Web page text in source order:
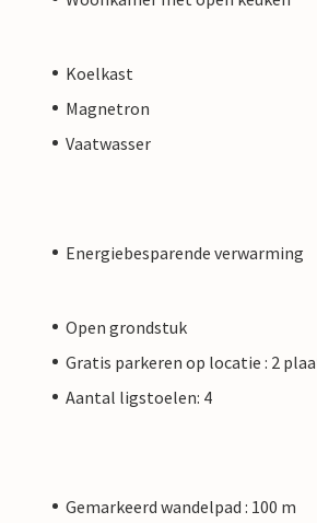
Koelkast
Magnetron
Vaatwasser
Energiebesparende verwarming
Open grondstuk
Gratis parkeren op locatie : 2
Aantal ligstoelen: 4
Gemarkeerd wandelpad : 100 m